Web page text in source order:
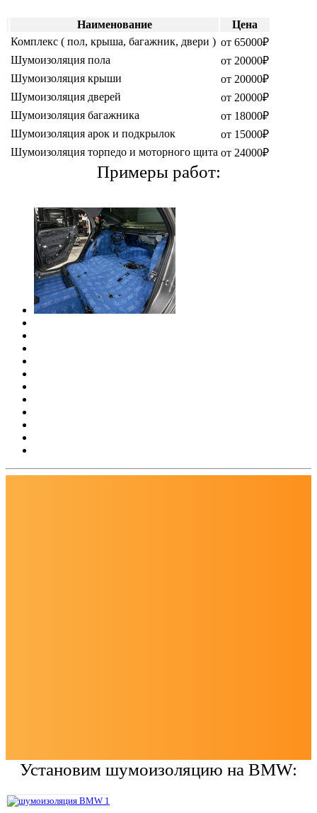
Наименование
Цена
Комплекс ( пол, крыша, багажник, двери ) от 65000₽
Шумоизоляция пола
от 20000₽
Шумоизоляция крыши
от 20000₽
Шумоизоляция дверей
от 20000₽
Шумоизоляция багажника
от 18000₽
Шумоизоляция арок и подкрылок
от 15000₽
Шумоизоляция торпедо и моторного щита от 24000₽
Примеры работ:
Установим шумоизоляцию на BMW: